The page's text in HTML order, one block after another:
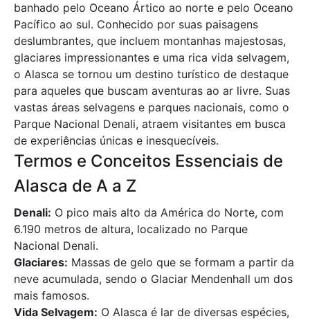
banhado pelo Oceano Ártico ao norte e pelo Oceano
Pacífico ao sul. Conhecido por suas paisagens
deslumbrantes, que incluem montanhas majestosas,
glaciares impressionantes e uma rica vida selvagem,
o Alasca se tornou um destino turístico de destaque
para aqueles que buscam aventuras ao ar livre. Suas
vastas áreas selvagens e parques nacionais, como o
Parque Nacional Denali, atraem visitantes em busca
de experiências únicas e inesquecíveis.
Termos e Conceitos Essenciais de
Alasca de A a Z
Denali: O pico mais alto da América do Norte, com
6.190 metros de altura, localizado no Parque
Nacional Denali.
Glaciares: Massas de gelo que se formam a partir da
neve acumulada, sendo o Glaciar Mendenhall um dos
mais famosos.
Vida Selvagem: O Alasca é lar de diversas espécies,